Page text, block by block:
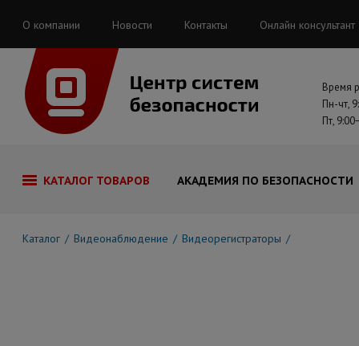
О компании Новости Контакты Онлайн консультант
Время
Пн-чт,
Пт,
КАТАЛОГ ТОВАРОВ АКАДЕМИЯ ПО БЕЗОПАСНОСТИ
Каталог Видеонаблюдение Видеорегистраторы